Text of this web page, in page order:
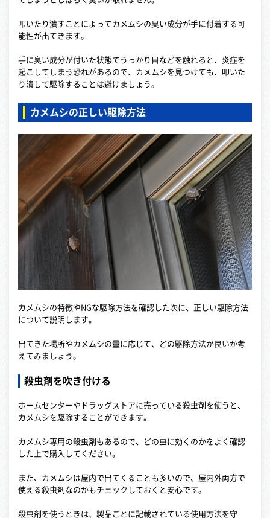
叩いたり潰すことによってカメムシの臭い成分が手に付着する可
能性が出てきます。
手に臭い成分が付いた状態でうっかり目などを触れると、炎症を
起こしてしまう恐れがあるので、カメムシを見つけても、叩いた
り潰して駆除することは避けましょう。
カメムシの正しい駆除方法
カメムシの特徴やNGな駆除方法を確認した次に、正しい駆除方法
について説明します。
出てきた場所やカメムシの量に応じて、どの駆除方法が良いか考
えてみましょう。
殺虫剤を吹き付ける
ホームセンターやドラッグストアに売っている殺虫剤を使うと、
カメムシを駆除することができます。
カメムシ専用の殺虫剤もあるので、どの虫に効くのかをよく確認
した上で購入してください。
また、カメムシは屋内で出てくることも多いので、屋内外両方で
使える殺虫剤なのかもチェックしておくと安心です。
殺虫剤を使うときは、製品ごとに記載されている使用方法を守